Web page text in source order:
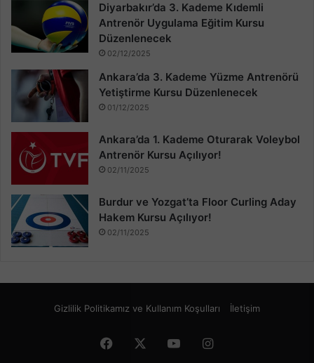
Diyarbakır’da 3. Kademe Kıdemli
Antrenör Uygulama Eğitim Kursu
Düzenlenecek
02/12/2025
Ankara’da 3. Kademe Yüzme Antrenörü
Yetiştirme Kursu Düzenlenecek
01/12/2025
Ankara’da 1. Kademe Oturarak Voleybol
Antrenör Kursu Açılıyor!
02/11/2025
Burdur ve Yozgat’ta Floor Curling Aday
Hakem Kursu Açılıyor!
02/11/2025
Gizlilik Politikamız ve Kullanım Koşulları İletişim
Facebook YouTubeInstagram